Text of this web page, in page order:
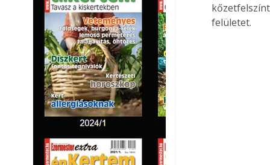
felületet.